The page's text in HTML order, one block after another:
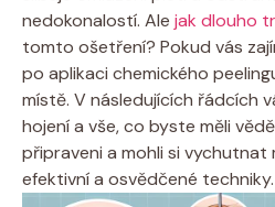
nedokonalostí. Ale jak dlouho
tomto ošetření? Pokud vás
po aplikaci chemického
místě. V následujících řádcích
hojení a vše, co byste měli
připraveni a mohli si vychutnat
efektivní a osvědčené techniky.